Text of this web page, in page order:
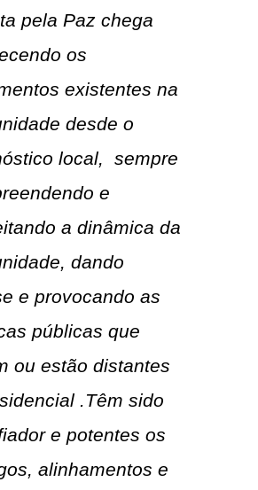
pela Paz chega
os
existentes na
desde o
local, sempre
e
a dinâmica da
dando
e provocando as
públicas que
ou estão distantes
.Têm sido
e potentes os
alinhamentos e